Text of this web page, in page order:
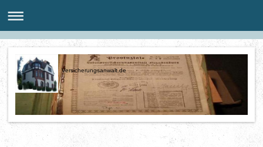
Versicherungsanwalt.de